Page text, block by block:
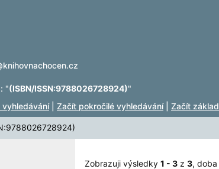
"(ISBN/ISSN:9788026728924)"
| Začít pokročilé vyhledávání| Začít
Zobrazuji výsledky 1 - 3 z 3,